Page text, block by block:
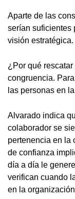
Aparte de las
serían suficientes
visión estratégica.
¿Por qué
congruencia.
las personas en
Alvarado indica
colaborador se
pertenencia en la
de confianza
día a día le
verifican cuando
en la